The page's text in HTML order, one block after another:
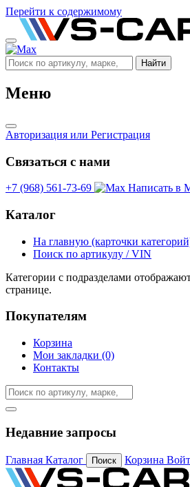
Перейти к содержимому
Найти
Меню
Авторизация или Регистрация
Связаться с нами
+7 (968) 561-73-69 Написать в
Каталог
На главную (карточки
Поиск по артикулу / VIN
Категории с подразделами
странице.
Покупателям
Корзина
Мои закладки (0)
Контакты
Недавние запросы
Главная Каталог Поиск Корзина